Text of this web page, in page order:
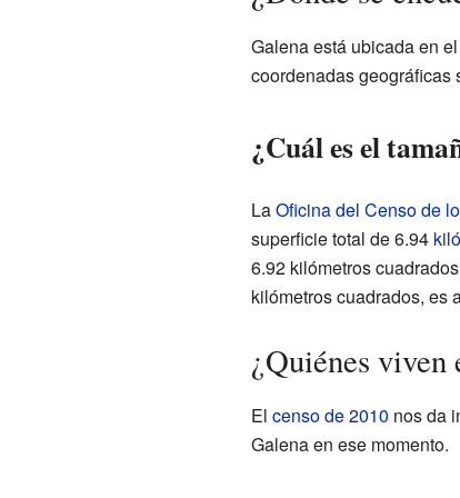
Galena está ubicada en el
coordenadas geográficas
¿Cuál es el
LaOficina del Censo de
superficie total de 6.94
6.92 kilómetros
kilómetros cuadrados, es
¿Quiénes viven
El censo de 2010 nos da
Galena en ese momento.